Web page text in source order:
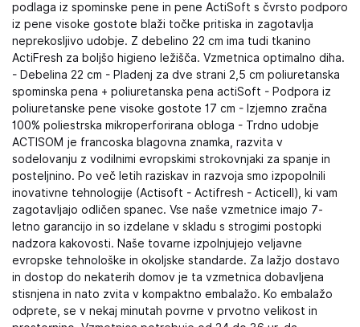
podlaga iz spominske pene in pene ActiSoft s čvrsto podporo
iz pene visoke gostote blaži točke pritiska in zagotavlja
neprekosljivo udobje. Z debelino 22 cm ima tudi tkanino
ActiFresh za boljšo higieno ležišča. Vzmetnica optimalno diha.
- Debelina 22 cm - Pladenj za dve strani 2,5 cm poliuretanska
spominska pena + poliuretanska pena actiSoft - Podpora iz
poliuretanske pene visoke gostote 17 cm - Izjemno zračna
100% poliestrska mikroperforirana obloga - Trdno udobje
ACTISOM je francoska blagovna znamka, razvita v
sodelovanju z vodilnimi evropskimi strokovnjaki za spanje in
posteljnino. Po več letih raziskav in razvoja smo izpopolnili
inovativne tehnologije (Actisoft - Actifresh - Acticell), ki vam
zagotavljajo odličen spanec. Vse naše vzmetnice imajo 7-
letno garancijo in so izdelane v skladu s strogimi postopki
nadzora kakovosti. Naše tovarne izpolnjujejo veljavne
evropske tehnološke in okoljske standarde. Za lažjo dostavo
in dostop do nekaterih domov je ta vzmetnica dobavljena
stisnjena in nato zvita v kompaktno embalažo. Ko embalažo
odprete, se v nekaj minutah povrne v prvotno velikost in